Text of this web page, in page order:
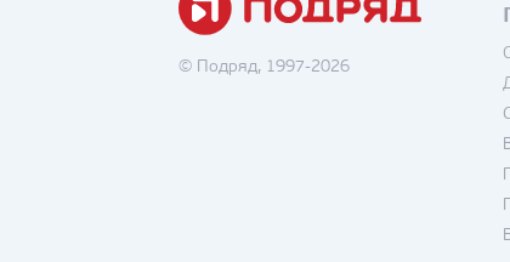
© Подряд, 1997-2026